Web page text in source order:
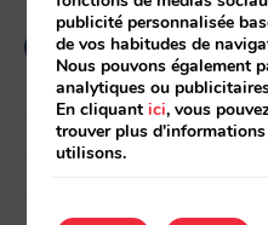
Rocío Rivero
29/04/2020
publicité personnalisée
de vos habitudes de
Nous pouvons également
analytiques ou
En cliquantici, vous
trouver plus
utilisons.